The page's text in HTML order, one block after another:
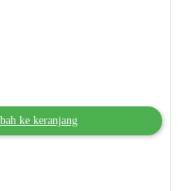
ke keranjang